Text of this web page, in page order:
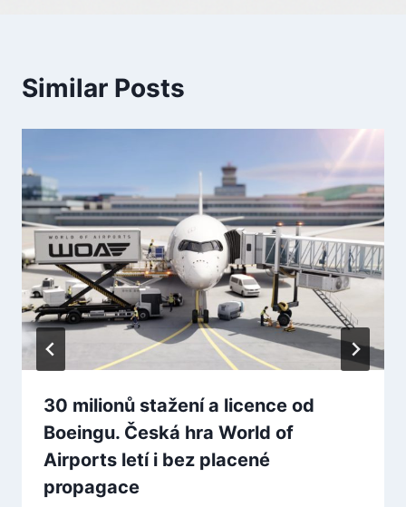
Similar Posts
30 milionů stažení a licence od
Boeingu. Česká hra World of
Airports letí i bez placené
propagace